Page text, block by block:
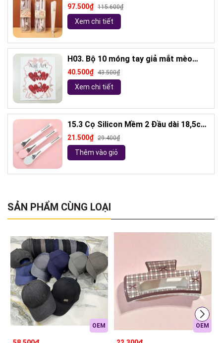
97.500₫ 115.600₫
Xem chi tiết
H03. Bộ 10 móng tay giả mắt mèo
kèm keo và giũa móng (ngẫu nhiên)
40.500₫ 43.500₫
Xem chi tiết
15.3 Cọ Silicon Mềm 2 Đầu dài 18,5cm
( ngẫu nhiên)
21.500₫ 29.400₫
Thêm vào giỏ
SẢN PHẨM CÙNG LOẠI
OEM OEM